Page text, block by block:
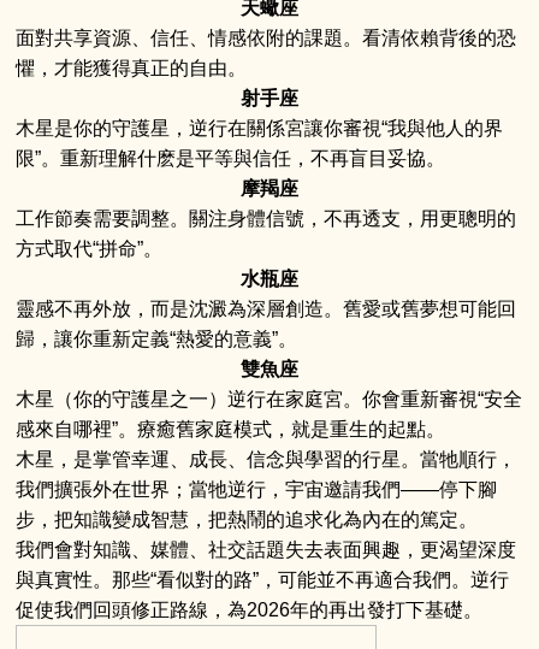
天蠍座
面對共享資源、信任、情感依附的課題。看清依賴背後的恐
懼，才能獲得真正的自由。
射手座
木星是你的守護星，逆行在關係宮讓你審視“我與他人的界
限”。重新理解什麽是平等與信任，不再盲目妥協。
摩羯座
工作節奏需要調整。關注身體信號，不再透支，用更聰明的
方式取代“拼命”。
水瓶座
靈感不再外放，而是沈澱為深層創造。舊愛或舊夢想可能回
歸，讓你重新定義“熱愛的意義”。
雙魚座
木星（你的守護星之一）逆行在家庭宮。你會重新審視“安全
感來自哪裡”。療癒舊家庭模式，就是重生的起點。
木星，是掌管幸運、成長、信念與學習的行星。當牠順行，
我們擴張外在世界；當牠逆行，宇宙邀請我們——停下腳
步，把知識變成智慧，把熱鬧的追求化為內在的篤定。
我們會對知識、媒體、社交話題失去表面興趣，更渴望深度
與真實性。那些“看似對的路”，可能並不再適合我們。逆行
促使我們回頭修正路線，為2026年的再出發打下基礎。